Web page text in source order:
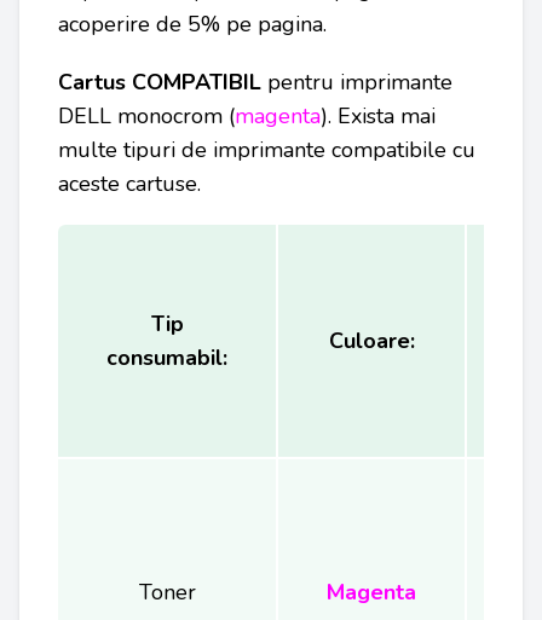
acoperire de 5% pe pagina.
Cartus COMPATIBIL pentru imprimante
DELL monocrom (magenta). Exista mai
multe tipuri de imprimante compatibile cu
aceste cartuse.
Tip
consumabil:
Culoare:
Toner Magenta